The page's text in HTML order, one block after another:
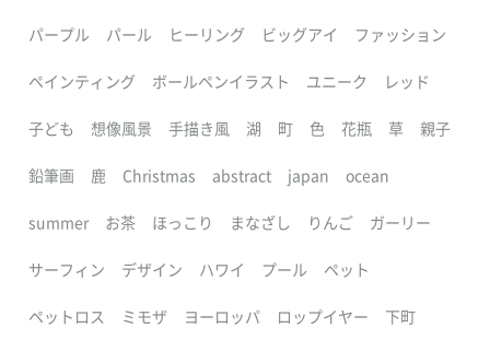
パープル パール ヒーリング ビッグアイ ファッション
ペインティング ボールペンイラスト ユニーク レッド
子ども 想像風景 手描き風 湖 町 色 花瓶 草 親子
鉛筆画 鹿 Christmas abstract japan ocean
summer お茶 ほっこり まなざし りんご ガーリー
サーフィン デザイン ハワイ プール ペット
ペットロス ミモザ ヨーロッパ ロップイヤー 下町